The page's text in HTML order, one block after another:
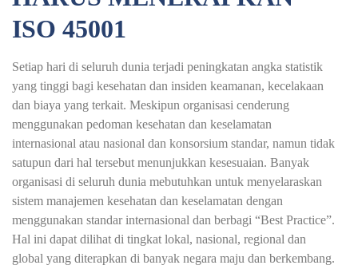
ISO 45001
Setiap hari di seluruh dunia terjadi peningkatan angka statistik
yang tinggi bagi kesehatan dan insiden keamanan, kecelakaan
dan biaya yang terkait. Meskipun organisasi cenderung
menggunakan pedoman kesehatan dan keselamatan
internasional atau nasional dan konsorsium standar, namun tidak
satupun dari hal tersebut menunjukkan kesesuaian. Banyak
organisasi di seluruh dunia mebutuhkan untuk menyelaraskan
sistem manajemen kesehatan dan keselamatan dengan
menggunakan standar internasional dan berbagi “Best Practice”.
Hal ini dapat dilihat di tingkat lokal, nasional, regional dan
global yang diterapkan di banyak negara maju dan berkembang.